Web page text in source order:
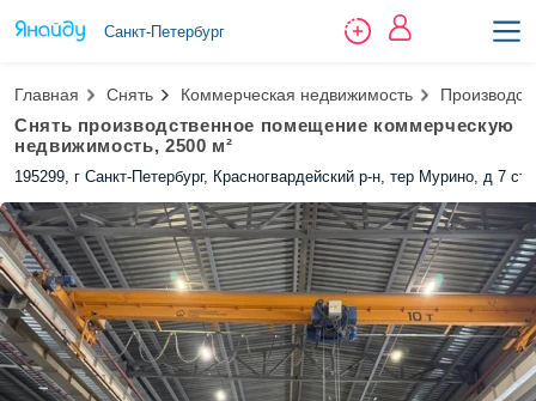
Санкт-Петербург
Главная Снять Коммерческая недвижимость
Снять производственное помещение коммерческую
недвижимость, 2500 м²
195299, г Санкт-Петербург, Красногвардейский р-н, тер Мурино, д 7